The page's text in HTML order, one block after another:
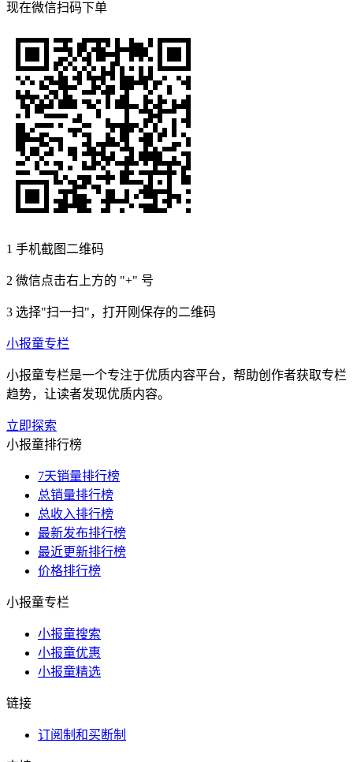
现在微信扫码下单
1 手机截图二维码
2 微信点击右上方的 "+" 号
3 选择"扫一扫"，打开刚保存的二维码
小报童专栏
小报童专栏是一个专注于优质内容平台，帮助创作者获取专栏
趋势，让读者发现优质内容。
立即探索
小报童排行榜
7天销量排行榜
总销量排行榜
总收入排行榜
最新发布排行榜
最近更新排行榜
价格排行榜
小报童专栏
小报童搜索
小报童优惠
小报童精选
链接
订阅制和买断制